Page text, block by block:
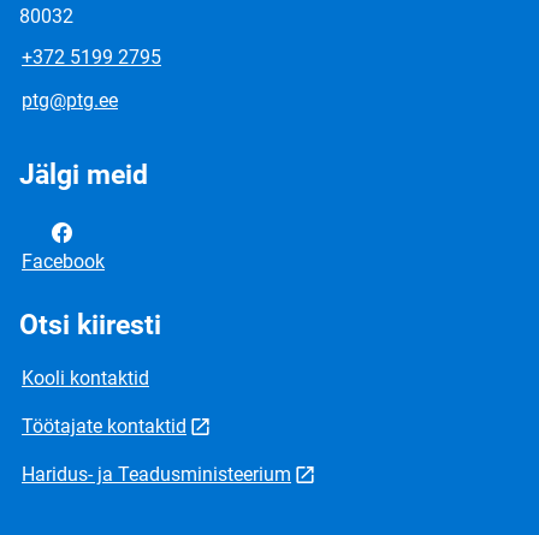
80032
+372 5199 2795
ptg@ptg.ee
Jälgi meid
Facebook
Otsi kiiresti
Kooli kontaktid
Töötajate kontaktid
Haridus- ja Teadusministeerium